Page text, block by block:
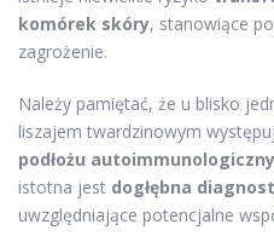
komórek skóry, stanowiące
zagrożenie.
Należy pamiętać, że u blisko
liszajem twardzinowym
podłożu
istotna jest dogłębna
uwzględniające potencjalne